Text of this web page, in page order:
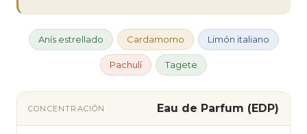
Anís estrellado Cardamomo Limón italiano
Pachulí Tagete
CONCENTRACIÓN Eau de Parfum (EDP)